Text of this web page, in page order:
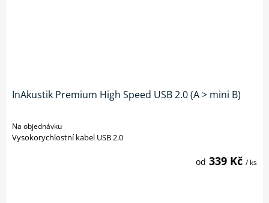
InAkustik Premium High Speed USB 2.0 (A > mini B)
Na objednávku
od 339 Kč / ks
Vysokorychlostní kabel USB 2.0